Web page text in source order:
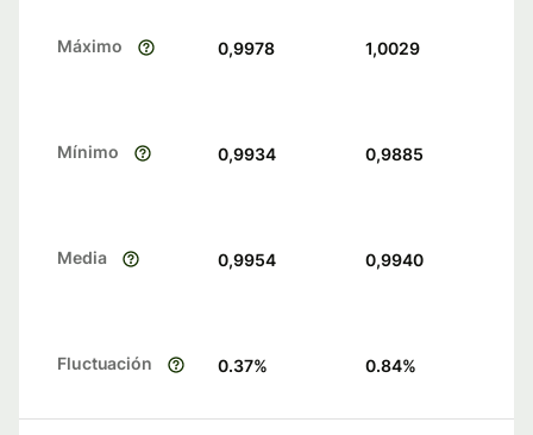
Máximo 0,9978 1,0029
Mínimo 0,9934 0,9885
Media 0,9954 0,9940
Fluctuación 0.37% 0.84%